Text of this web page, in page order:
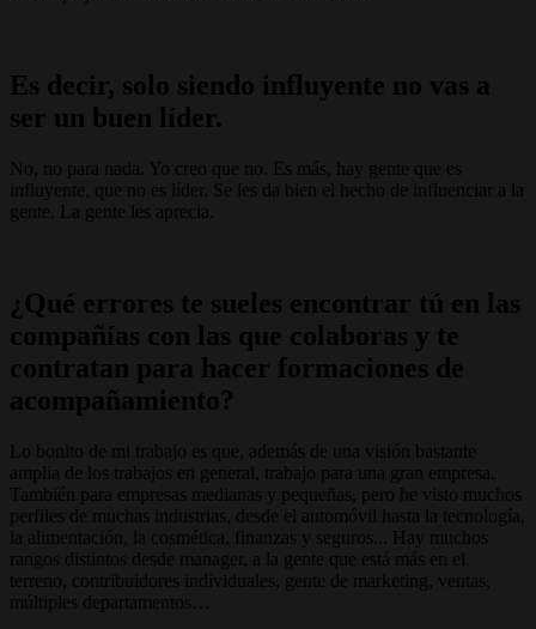
Es decir, solo siendo influyente no vas a
ser un buen líder.
No, no para nada. Yo creo que no. Es más, hay gente que es
influyente, que no es líder. Se les da bien el hecho de influenciar a la
gente. La gente les aprecia.
¿Qué errores te sueles encontrar tú en las
compañías con las que colaboras y te
contratan para hacer formaciones de
acompañamiento?
Lo bonito de mi trabajo es que, además de una visión bastante
amplia de los trabajos en general, trabajo para una gran empresa.
También para empresas medianas y pequeñas, pero he visto muchos
perfiles de muchas industrias, desde el automóvil hasta la tecnología,
la alimentación, la cosmética, finanzas y seguros... Hay muchos
rangos distintos desde manager, a la gente que está más en el
terreno, contribuidores individuales, gente de marketing, ventas,
múltiples departamentos…